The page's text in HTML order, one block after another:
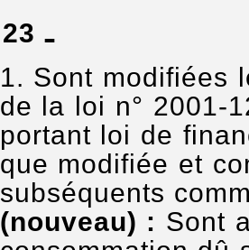
Art. 23 ـ
Sont modifiées
de la loi n° 2001-
portant loi de
que modifiée et
subséquents
(nouveau) : Sont